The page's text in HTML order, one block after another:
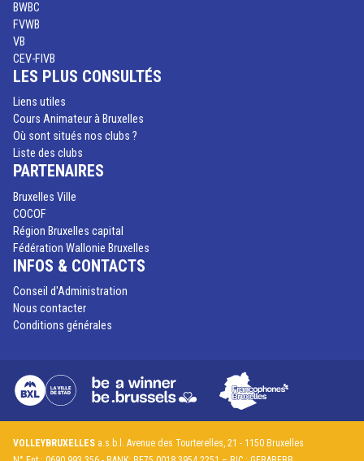
BWBC
FVWB
VB
CEV-FIVB
LES PLUS CONSULTÉS
Liens utiles
Cours Animateur à Bruxelles
Où sont situés nos clubs ?
Liste des clubs
PARTENAIRES
Bruxelles Ville
COCOF
Région Bruxelles capital
Fédération Wallonie Bruxelles
INFOS & CONTACTS
Conseil d'Administration
Nous contacter
Conditions générales
VOLLEYBRUXELLES a.s.b.l. Avenue des Tourterelles, 21 - 1150 Bruxelles